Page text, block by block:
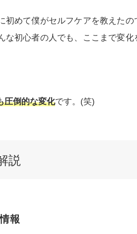
初めて僕がセルフケアを教えたの
な初心者の人でも、ここまで変化
圧倒的な変化です。(笑)
説
報